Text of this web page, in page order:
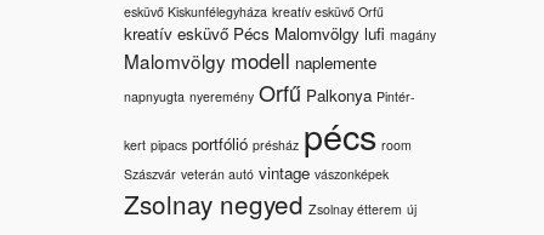
esküvő Kiskunfélegyháza kreatív esküvő Orfű
kreatív esküvő Pécs Malomvölgy lufi magány
Malomvölgy modell naplemente
napnyugta nyeremény Orfű Palkonya Pintér-
kert pipacs portfólió présház pécs room
Szászvár veterán autó vintage vászonképek
Zsolnay negyed Zsolnay étterem új